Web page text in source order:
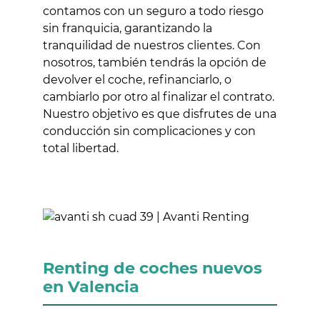
contamos con un seguro a todo riesgo
sin franquicia, garantizando la
tranquilidad de nuestros clientes. Con
nosotros, también tendrás la opción de
devolver el coche, refinanciarlo, o
cambiarlo por otro al finalizar el contrato.
Nuestro objetivo es que disfrutes de una
conducción sin complicaciones y con
total libertad.
Renting de coches nuevos
en Valencia